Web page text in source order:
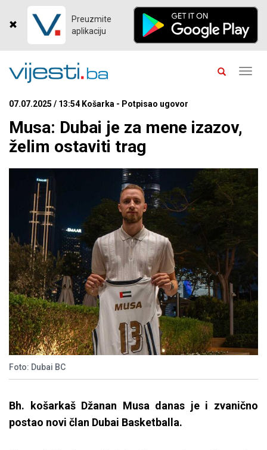
Preuzmite
aplikaciju
07.07.2025 / 13:54 Košarka - Potpisao ugovor
Musa: Dubai je za mene izazov,
želim ostaviti trag
Foto: Dubai BC
Bh. košarkaš Džanan Musa danas je i zvanično
postao novi član Dubai Basketballa.